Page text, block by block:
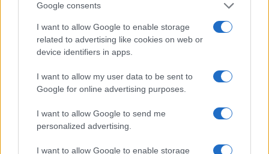
Google consents
I want to allow Google to enable storage
related to advertising like cookies on web or
device identifiers in apps.
I want to allow my user data to be sent to
Google for online advertising purposes.
I want to allow Google to send me
personalized advertising.
I want to allow Google to enable storage